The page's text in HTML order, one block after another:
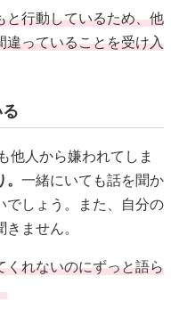
と行動しているため、他
違っていることを受け入
他人から嫌われてしま
一緒にいても話を聞か
でしょう。また、自分の
ません。
くれないのにずっと語ら